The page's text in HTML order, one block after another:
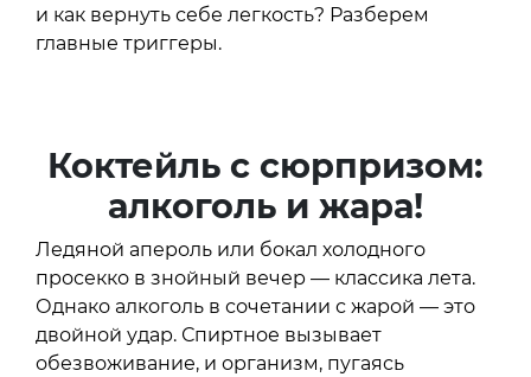
и как вернуть себе легкость? Разберем
главные триггеры.
Коктейль с сюрпризом:
алкоголь и жара!
Ледяной апероль или бокал холодного
просекко в знойный вечер — классика лета.
Однако алкоголь в сочетании с жарой — это
двойной удар. Спиртное вызывает
обезвоживание, и организм, пугаясь